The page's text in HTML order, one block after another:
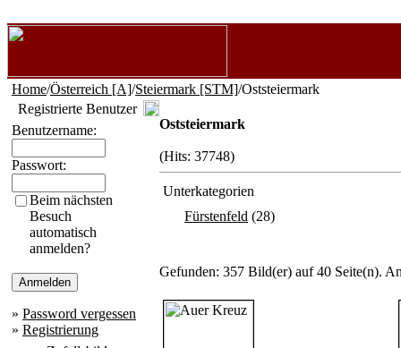
Home/Österreich [A]/Steiermark [STM]/Oststeiermark
Registrierte Benutzer
Benutzername:
Passwort:
Beim nächsten
Besuch
automatisch
anmelden?
» Password vergessen
» Registrierung
Oststeiermark
(Hits: 37748)
Unterkategorien
Fürstenfeld (28)
Gefunden: 357 Bild(er) auf 40 Seite(n).